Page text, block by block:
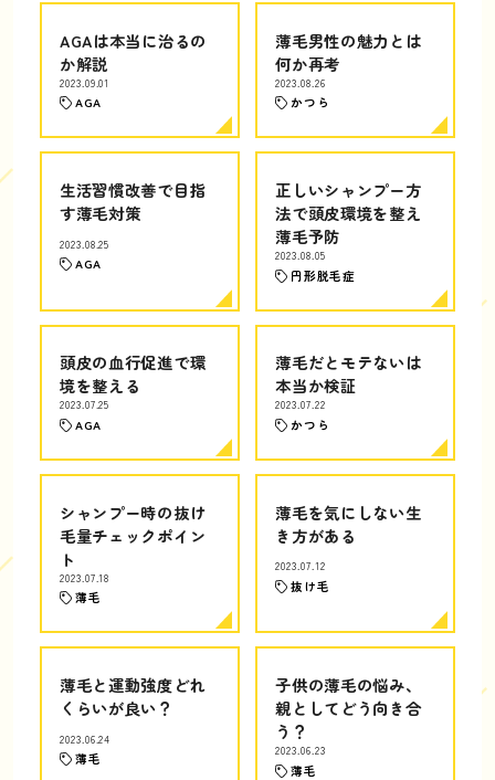
AGAは本当に治るの
か解説
2023.09.01
AGA
薄毛男性の魅力とは
何か再考
2023.08.26
かつら
生活習慣改善で目指
す薄毛対策
2023.08.25
AGA
正しいシャンプー方
法で頭皮環境を整え
薄毛予防
2023.08.05
円形脱毛症
頭皮の血行促進で環
境を整える
2023.07.25
AGA
薄毛だとモテないは
本当か検証
2023.07.22
かつら
シャンプー時の抜け
毛量チェックポイン
ト
2023.07.18
薄毛
薄毛を気にしない生
き方がある
2023.07.12
抜け毛
薄毛と運動強度どれ
くらいが良い？
2023.06.24
薄毛
子供の薄毛の悩み、
親としてどう向き合
う？
2023.06.23
薄毛